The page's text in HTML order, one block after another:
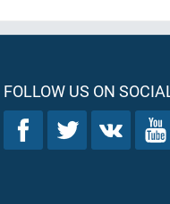
FOLLOW US ON